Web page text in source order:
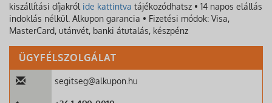
kiszállítási díjakról ide kattintva tájékozódhatsz • 14 napos elállás
indoklás nélkül. Alkupon garancia • Fizetési módok: Visa,
MasterCard, utánvét, banki átutalás, készpénz
ÜGYFÉLSZOLGÁLAT
segitseg@alkupon.hu